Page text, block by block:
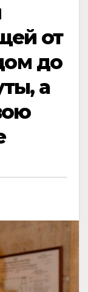
от
до
а